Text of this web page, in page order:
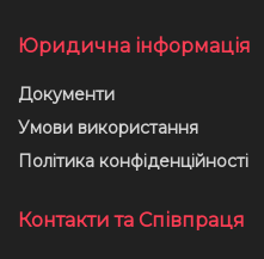
Юридична інформація
Документи
Умови використання
Політика конфіденційності
Контакти та Співпраця